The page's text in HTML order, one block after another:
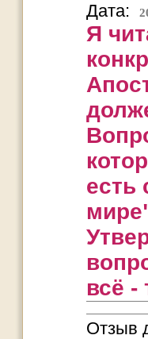
Дата:
Я
есть
всё -
Отзыв